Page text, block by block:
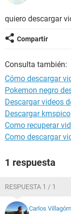
quiero descargar
Compartir
Consulta también:
Cómo descargar
Pokemon negro
Descargar videos
Descargar kmspico
Como recuperar
Como descargar
1 respuesta
RESPUESTA 1 / 1
Carlos